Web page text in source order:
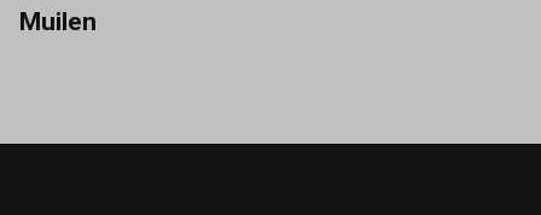
Muilen